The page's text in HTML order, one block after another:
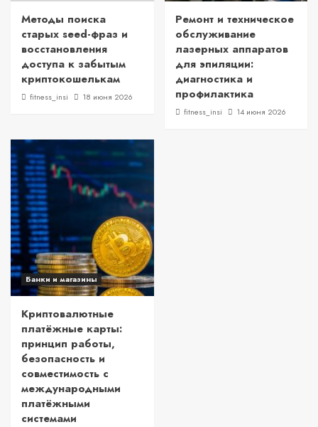
Методы поиска
старых seed-фраз и
восстановления
доступа к забытым
криптокошелькам
fitness_insi 18 июня 2026
Ремонт и техническое
обслуживание
лазерных аппаратов
для эпиляции:
диагностика и
профилактика
fitness_insi 14 июня 2026
Банки и магазины
Криптовалютные
платёжные карты:
принцип работы,
безопасность и
совместимость с
международными
платёжными
системами